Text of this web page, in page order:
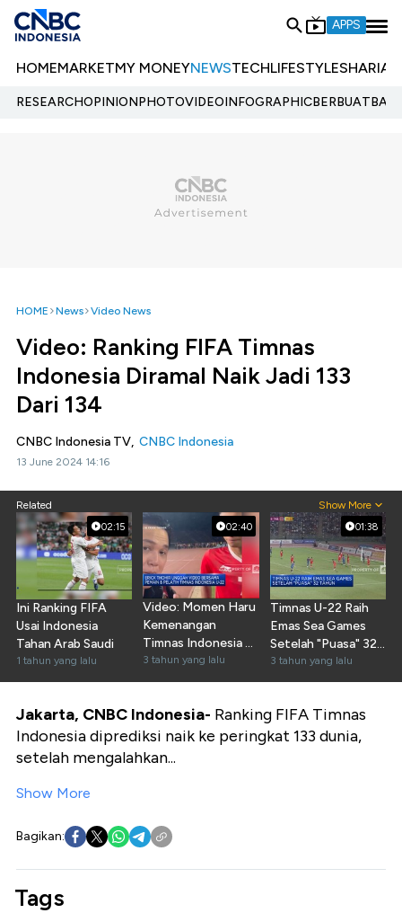
APPS
HOMEMARKETMY MONEYNEWSTECHLIFESTYLESHARIA
RESEARCHOPINIONPHOTOVIDEOINFOGRAPHIC
HOME News Video News
Video: Ranking FIFA Timnas
Indonesia Diramal Naik Jadi 133
Dari 134
CNBC Indonesia TV, CNBC Indonesia
13 June 2024 14:16
Related Show More
02:15
Ini Ranking FIFA
Usai Indonesia
Tahan Arab Saudi
1 tahun yang lalu
02:40
Video: Momen Haru
Kemenangan
Timnas Indonesia U-
22
3 tahun yang lalu
01:38
Timnas U-22 Raih
Emas Sea Games
Setelah "Puasa" 32
Tahun
3 tahun yang lalu
Jakarta, CNBC Indonesia- Ranking FIFA Timnas
Indonesia diprediksi naik ke peringkat 133 dunia,
setelah mengalahkan...
Show More
Bagikan:
Tags